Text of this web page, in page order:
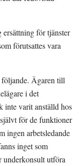
för tjänster
förutsattes vara
Ägaren till
i det
inte varit anställd hos
för de funktioner
ingen arbetsledande
inget som
underkonsult utföra